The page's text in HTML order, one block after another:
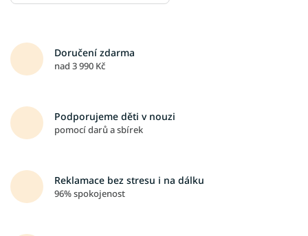
Doručení zdarma
nad 3 990 Kč
Podporujeme děti v nouzi
pomocí darů a sbírek
Reklamace bez stresu i na dálku
96% spokojenost